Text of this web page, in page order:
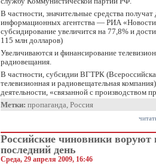
В частности, значительные средства
информационных агентства — РИА
субсидирование увеличится на 77,8% и
115 млн долларов)
Увеличиваются и финансирование
радиовещания.
В частности, субсидии ВГТРК
телевизионная и радиовещательная
деятельности, «связанной с производством
Метки: пропаганда, Россия
Российские чиновники воруют
последний день
Среда, 29 апреля 2009, 16:46